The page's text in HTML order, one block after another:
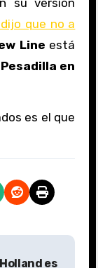
su versión
dijo que no a
Line está
Pesadilla en
es el que
es